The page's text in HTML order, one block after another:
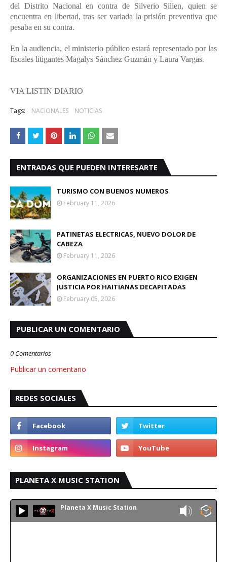
del Distrito Nacional en contra de Silverio Silien, quien se
encuentra en libertad, tras ser variada la prisión preventiva que
pesaba en su contra.
En la audiencia, el ministerio público estará representado por las
fiscales litigantes Magalys Sánchez Guzmán y Laura Vargas.
VIA LISTIN DIARIO
Tags: NACIONALES NOTICIAS
ENTRADAS QUE PUEDEN INTERESARTE
TURISMO CON BUENOS NUMEROS
February 11, 2026
PATINETAS ELECTRICAS, NUEVO DOLOR DE
CABEZA
February 11, 2026
ORGANIZACIONES EN PUERTO RICO EXIGEN
JUSTICIA POR HAITIANAS DECAPITADAS
February 05, 2026
PUBLICAR UN COMENTARIO
0 Comentarios
Publicar un comentario
REDES SOCIALES
PLANETA X MUSIC STATION
Planeta X Music Station